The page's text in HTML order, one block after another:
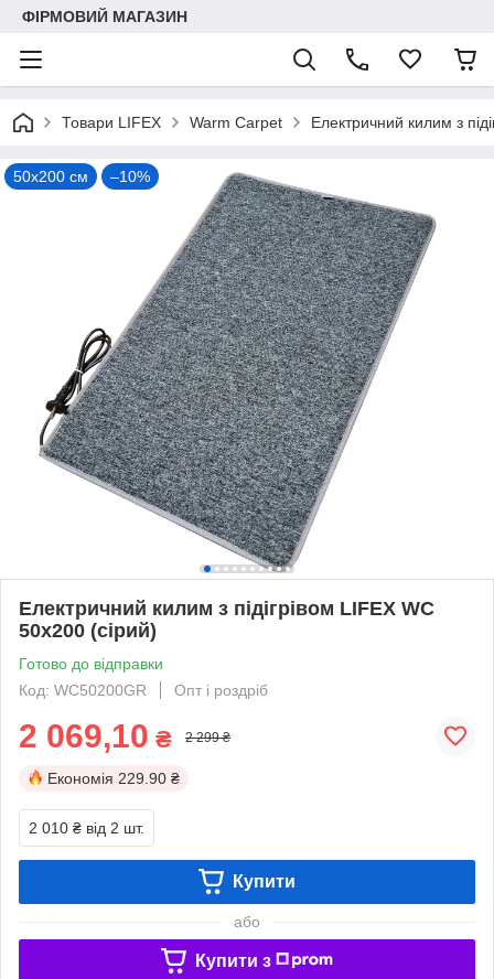
ФІРМОВИЙ МАГАЗИН
Товари LIFEX Warm Carpet Електричний килим з
50х200 см –10%
Електричний килим з підігрівом LIFEX WC
50х200 (сірий)
Готово до відправки
Код: WC50200GR
Опт і роздріб
2 069,10 ₴ 2 299 ₴
Економія 229.90 ₴
2 010 ₴ від 2 шт.
Купити
або
Купити з